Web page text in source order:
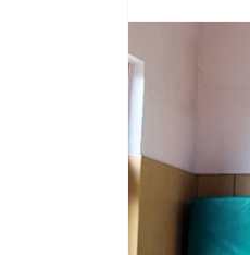
Einbeinstand
in
den
Vorwärts-
Sprint